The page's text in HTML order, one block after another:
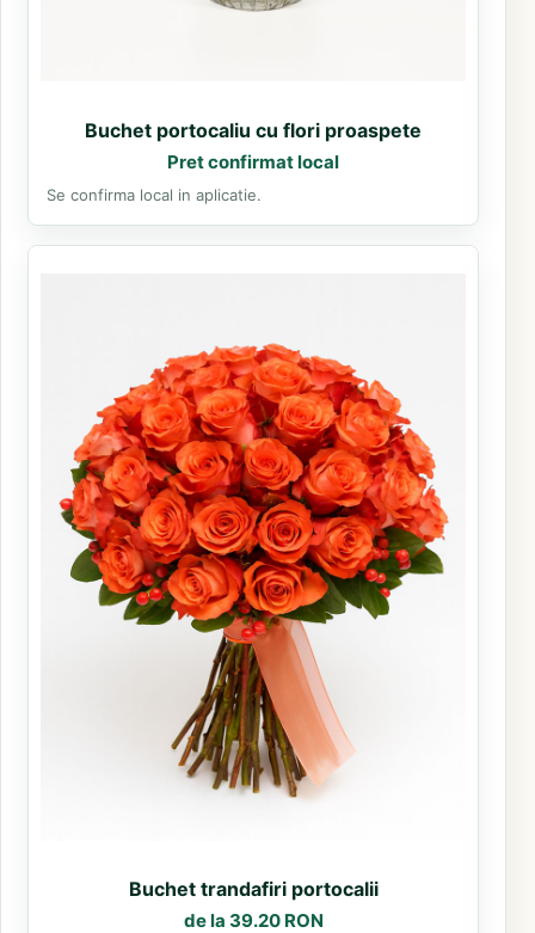
Buchet portocaliu cu flori proaspete
Pret confirmat local
Se confirma local in aplicatie.
Buchet trandafiri portocalii
de la 39.20 RON